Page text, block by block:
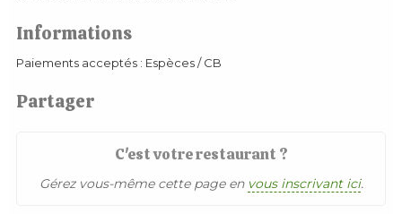
Informations
Paiements acceptés : Espèces / CB
Partager
C'est votre restaurant ?
Gérez vous-même cette page en vous inscrivant ici.